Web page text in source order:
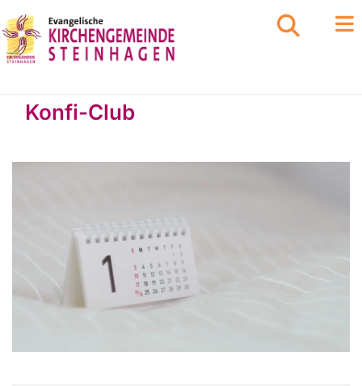
Konfi-Club